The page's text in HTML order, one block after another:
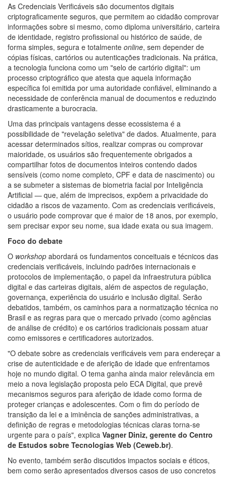
As Credenciais Verificáveis são documentos digitais
criptograficamente seguros, que permitem ao cidadão comprovar
informações sobre si mesmo, como diploma universitário, carteira
de identidade, registro profissional ou histórico de saúde, de
forma simples, segura e totalmente online, sem depender de
cópias físicas, cartórios ou autenticações tradicionais. Na prática,
a tecnologia funciona como um "selo de cartório digital": um
processo criptográfico que atesta que aquela informação
específica foi emitida por uma autoridade confiável, eliminando a
necessidade de conferência manual de documentos e reduzindo
drasticamente a burocracia.
Uma das principais vantagens desse ecossistema é a
possibilidade de "revelação seletiva" de dados. Atualmente, para
acessar determinados sítios, realizar compras ou comprovar
maioridade, os usuários são frequentemente obrigados a
compartilhar fotos de documentos inteiros contendo dados
sensíveis (como nome completo, CPF e data de nascimento) ou
a se submeter a sistemas de biometria facial por Inteligência
Artificial — que, além de imprecisos, expõem a privacidade do
cidadão a riscos de vazamento. Com as credenciais verificáveis,
o usuário pode comprovar que é maior de 18 anos, por exemplo,
sem precisar expor seu nome, sua idade exata ou sua imagem.
Foco do debate
O workshop abordará os fundamentos conceituais e técnicos das
credenciais verificáveis, incluindo padrões internacionais e
protocolos de implementação, o papel da infraestrutura pública
digital e das carteiras digitais, além de aspectos de regulação,
governança, experiência do usuário e inclusão digital. Serão
debatidos, também, os caminhos para a normatização técnica no
Brasil e as regras para que o mercado privado (como agências
de análise de crédito) e os cartórios tradicionais possam atuar
como emissores e certificadores autorizados.
"O debate sobre as credenciais verificáveis vem para endereçar a
crise de autenticidade e de aferição de idade que enfrentamos
hoje no mundo digital. O tema ganha ainda maior relevância em
meio a nova legislação proposta pelo ECA Digital, que prevê
mecanismos seguros para aferição de idade como forma de
proteger crianças e adolescentes. Com o fim do período de
transição da lei e a iminência de sanções administrativas, a
definição de regras e metodologias técnicas claras torna-se
urgente para o país", explica Vagner Diniz, gerente do Centro
de Estudos sobre Tecnologias Web (Ceweb.br).
No evento, também serão discutidos impactos sociais e éticos,
bem como serão apresentados diversos casos de uso concretos